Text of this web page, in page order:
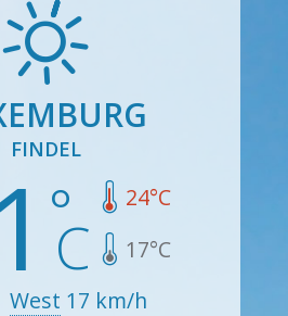
FINDEL
24°C
17°C
West 17 km/h